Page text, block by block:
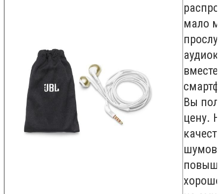
мало
Вы
цену.
шумов